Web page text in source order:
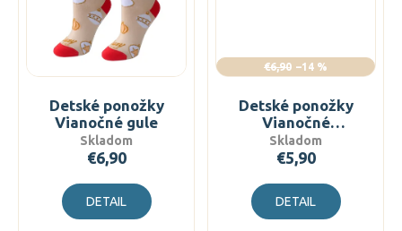
Detské ponožky
Vianočné gule
Skladom
€6,90
DETAIL
€6,90 –14 %
Detské ponožky
Vianočné
perníčky
Skladom
€5,90
DETAIL